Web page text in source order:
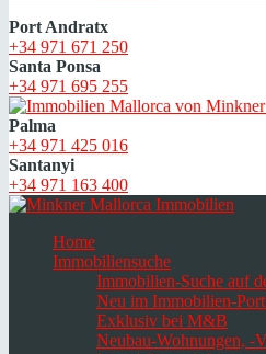
Port Andratx
+34 971 671 250
Santa Ponsa
+34 971 695 255
Palma
+34 971 425 016
Santanyi
+34 971 163 400
Home
Immobiliensuche
Immobilien-Suche auf
Neu im Immobilien-
Exklusiv bei M&B
Neubau-Wohnungen, -